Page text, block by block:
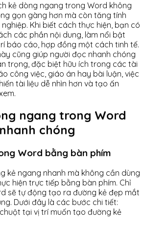
kẻ dòng ngang trong Word không
gọn gàng hơn mà còn tăng tính
Khi biết cách thực hiện, bạn có
các phần nội dung, làm nổi bật
báo cáo, hợp đồng một cách tinh tế.
cũng giúp người đọc nhanh chóng
trọng, đặc biệt hữu ích trong các tài
công việc, giáo án hay bài luận, việc
tài liệu dễ nhìn hơn và tạo ấn
ngang trong Word
chóng
Word bằng bàn phím
kẻ ngang nhanh mà không cần dùng
hiện trực tiếp bằng bàn phím. Chỉ
sẽ tự động tạo ra đường kẻ đẹp mắt
Dưới đây là các bước chi tiết:
tại vị trí muốn tạo đường kẻ